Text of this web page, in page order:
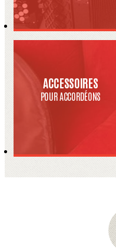
ACCESSOIRES
POUR ACCORDÉONS